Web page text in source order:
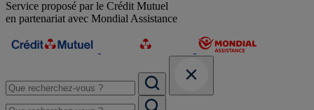
Service proposé par le Crédit Mutuel
en partenariat avec Mondial Assistance